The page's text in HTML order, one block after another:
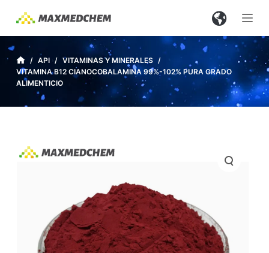
l
a
/ API / VITAMINAS Y MINERALES /
VITAMINA B12 CIANOCOBALAMINA 99%-102% PURA GRADO
ALIMENTICIO